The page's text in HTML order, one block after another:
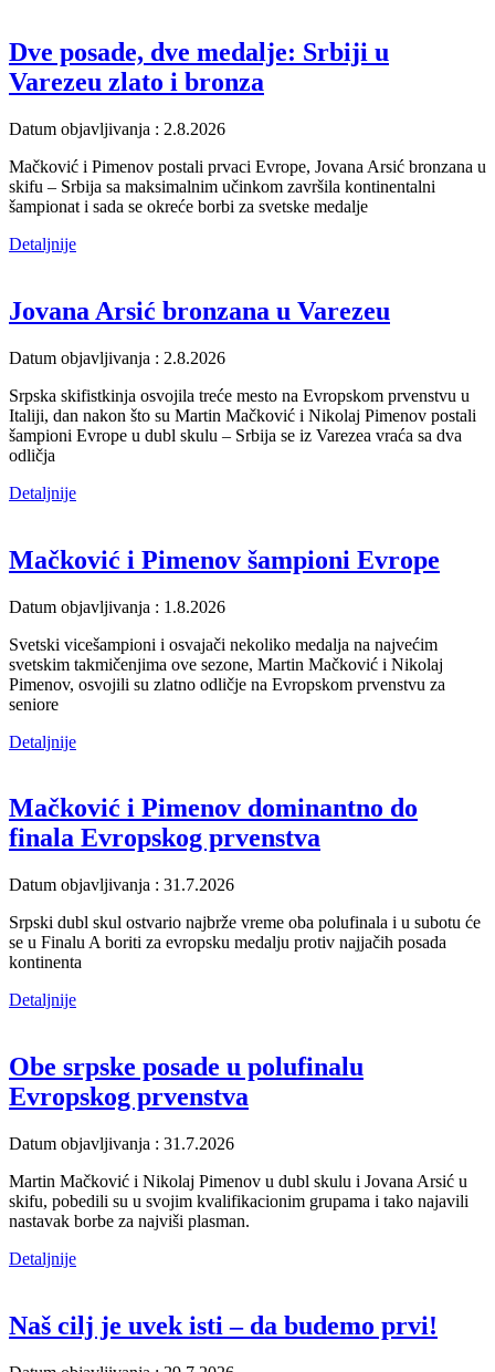
Dve posade, dve medalje: Srbiji u
Varezeu zlato i bronza
Datum objavljivanja : 2.8.2026
Mačković i Pimenov postali prvaci Evrope, Jovana Arsić bronzana u
skifu – Srbija sa maksimalnim učinkom završila kontinentalni
šampionat i sada se okreće borbi za svetske medalje
Detaljnije
Jovana Arsić bronzana u Varezeu
Datum objavljivanja : 2.8.2026
Srpska skifistkinja osvojila treće mesto na Evropskom prvenstvu u
Italiji, dan nakon što su Martin Mačković i Nikolaj Pimenov postali
šampioni Evrope u dubl skulu – Srbija se iz Varezea vraća sa dva
odličja
Detaljnije
Mačković i Pimenov šampioni Evrope
Datum objavljivanja : 1.8.2026
Svetski vicešampioni i osvajači nekoliko medalja na najvećim
svetskim takmičenjima ove sezone, Martin Mačković i Nikolaj
Pimenov, osvojili su zlatno odličje na Evropskom prvenstvu za
seniore
Detaljnije
Mačković i Pimenov dominantno do
finala Evropskog prvenstva
Datum objavljivanja : 31.7.2026
Srpski dubl skul ostvario najbrže vreme oba polufinala i u subotu će
se u Finalu A boriti za evropsku medalju protiv najjačih posada
kontinenta
Detaljnije
Obe srpske posade u polufinalu
Evropskog prvenstva
Datum objavljivanja : 31.7.2026
Martin Mačković i Nikolaj Pimenov u dubl skulu i Jovana Arsić u
skifu, pobedili su u svojim kvalifikacionim grupama i tako najavili
nastavak borbe za najviši plasman.
Detaljnije
Naš cilj je uvek isti – da budemo prvi!